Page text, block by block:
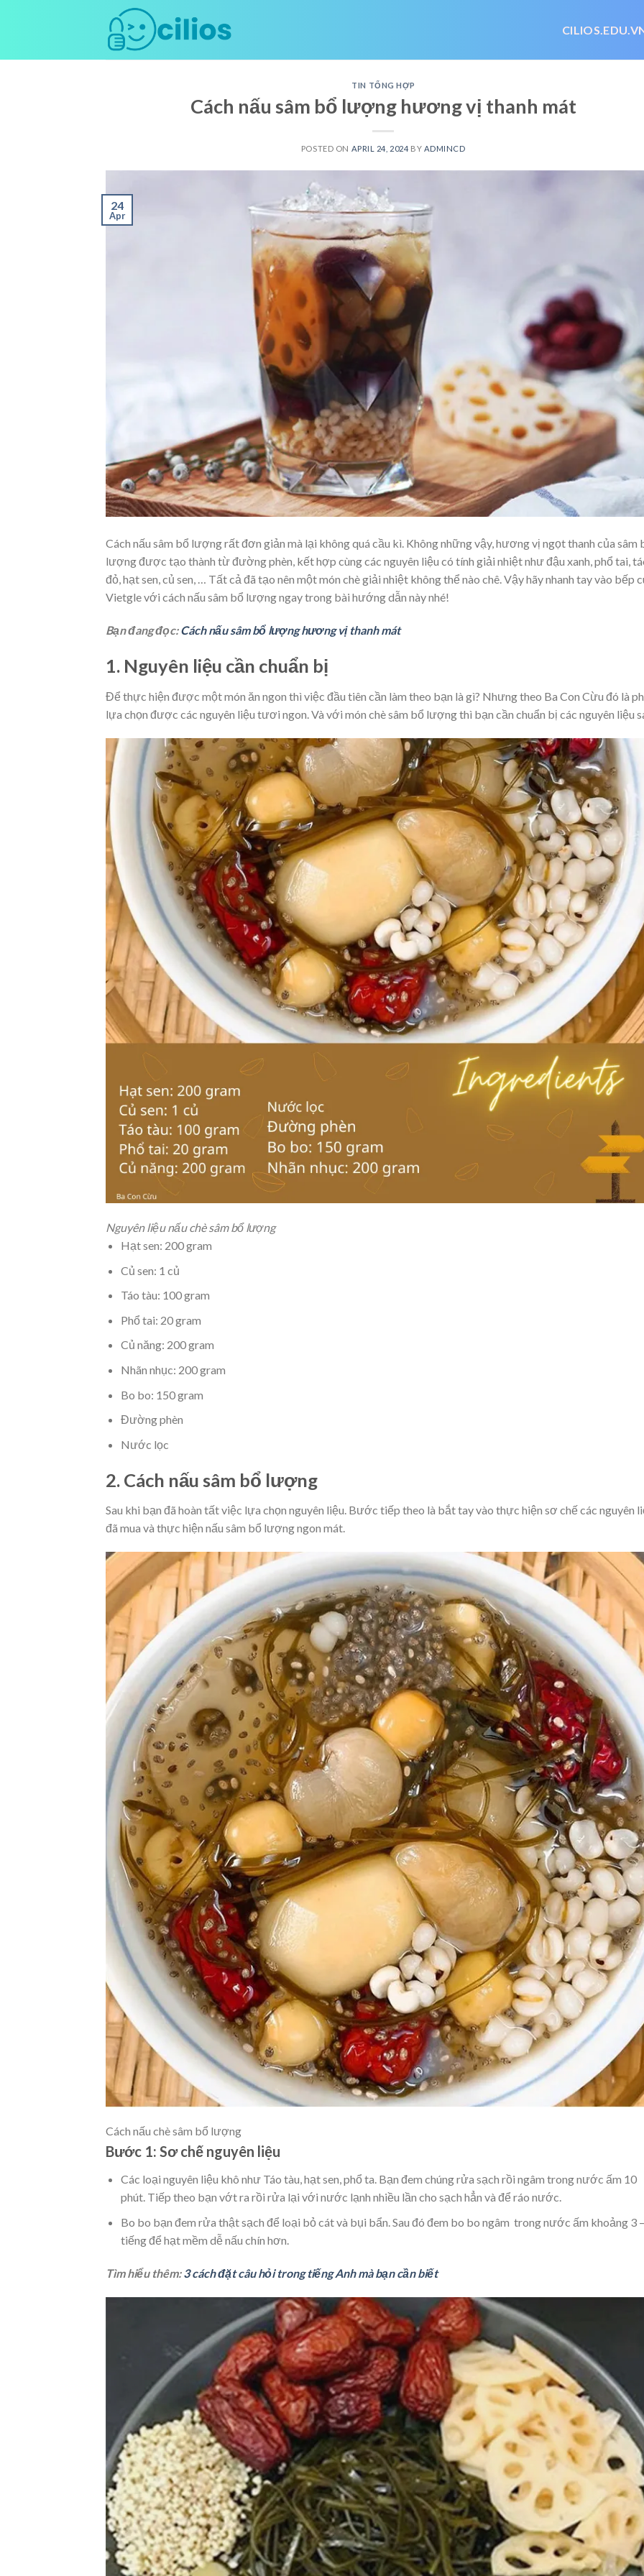
TIN TỔNG HỢP
Cách nấu sâm bổ lượng hương vị thanh mát
POSTED ON APRIL 24, 2024 BY ADMINCD
24
Apr
Cách nấu sâm bổ lượng rất đơn giản mà lại không quá cầu kì. Không những vậy, hương vị ngọt thanh của sâm
lượng được tạo thành từ đường phèn, kết hợp cùng các nguyên liệu có tính giải nhiệt như đậu xanh, phổ tai,
đỏ, hạt sen, củ sen, … Tất cả đã tạo nên một món chè giải nhiệt không thể nào chê. Vậy hãy nhanh tay vào bếp
Vietgle với cách nấu sâm bổ lượng ngay trong bài hướng dẫn này nhé!
Bạn đang đọc:Cách nấu sâm bổ lượng hương vị thanh mát
1. Nguyên liệu cần chuẩn bị
Để thực hiện được một món ăn ngon thì việc đầu tiên cần làm theo bạn là gì? Nhưng theo Ba Con Cừu đó là
lựa chọn được các nguyên liệu tươi ngon. Và với món chè sâm bổ lượng thì bạn cần chuẩn bị các nguyên liệu
Nguyên liệu nấu chè sâm bổ lượng
Hạt sen: 200 gram
Củ sen: 1 củ
Táo tàu: 100 gram
Phổ tai: 20 gram
Củ năng: 200 gram
Nhãn nhục: 200 gram
Bo bo: 150 gram
Đường phèn
Nước lọc
2. Cách nấu sâm bổ lượng
Sau khi bạn đã hoàn tất việc lựa chọn nguyên liệu. Bước tiếp theo là bắt tay vào thực hiện sơ chế các nguyên
đã mua và thực hiện nấu sâm bổ lượng ngon mát.
Cách nấu chè sâm bổ lượng
Bước 1: Sơ chế nguyên liệu
Các loại nguyên liệu khô như Táo tàu, hạt sen, phổ ta. Bạn đem chúng rửa sạch rồi ngâm trong nước ấm 10
phút. Tiếp theo bạn vớt ra rồi rửa lại với nước lạnh nhiều lần cho sạch hẳn và để ráo nước.
Bo bo bạn đem rửa thật sạch để loại bỏ cát và bụi bẩn. Sau đó đem bo bo ngâm trong nước ấm khoảng 3
tiếng để hạt mềm dễ nấu chín hơn.
Tìm hiểu thêm:3 cách đặt câu hỏi trong tiếng Anh mà bạn cần biết